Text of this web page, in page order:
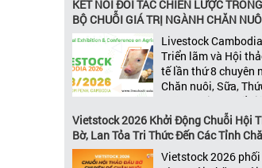
KẾT NỐI ĐỐI TÁC CHIẾN LƯỢC
BỘ CHUỖI GIÁ TRỊ NGÀNH CHĂN
Livestock
Triển lãm và Hội
tế lần thứ 8 chuyên
Chăn nuôi, Sữa,
chăn nuôi và Chế
tại Campuchia. Đây
đánh giá là một
niên uy tín và đáng
Vietstock 2026 Khởi Động Chuỗi Hội
Bờ, Lan Tỏa Tri Thức Đến Các Tỉnh
Trọng Điểm
Vietstock 2026